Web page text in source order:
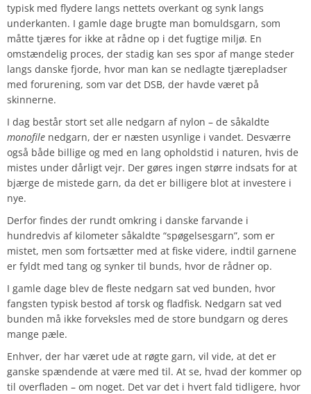
typisk med flydere langs nettets overkant og synk langs
underkanten. I gamle dage brugte man bomuldsgarn, som
måtte tjæres for ikke at rådne op i det fugtige miljø. En
omstændelig proces, der stadig kan ses spor af mange steder
langs danske fjorde, hvor man kan se nedlagte tjærepladser
med forurening, som var det DSB, der havde været på
skinnerne.
I dag består stort set alle nedgarn af nylon – de såkaldte
monofile nedgarn, der er næsten usynlige i vandet. Desværre
også både billige og med en lang opholdstid i naturen, hvis de
mistes under dårligt vejr. Der gøres ingen større indsats for at
bjærge de mistede garn, da det er billigere blot at investere i
nye.
Derfor findes der rundt omkring i danske farvande i
hundredvis af kilometer såkaldte “spøgelsesgarn”, som er
mistet, men som fortsætter med at fiske videre, indtil garnene
er fyldt med tang og synker til bunds, hvor de rådner op.
I gamle dage blev de fleste nedgarn sat ved bunden, hvor
fangsten typisk bestod af torsk og fladfisk. Nedgarn sat ved
bunden må ikke forveksles med de store bundgarn og deres
mange pæle.
Enhver, der har været ude at røgte garn, vil vide, at det er
ganske spændende at være med til. At se, hvad der kommer op
til overfladen – om noget. Det var det i hvert fald tidligere, hvor